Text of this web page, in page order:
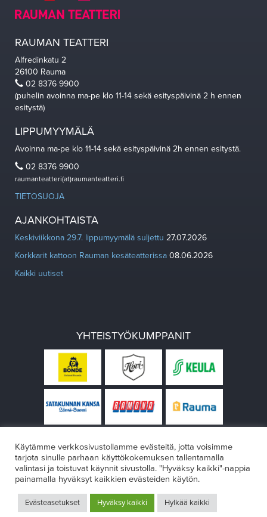
RAUMAN TEATTERI
Alfredinkatu 2
26100 Rauma
02 8376 9900
(puhelin avoinna ma-pe klo 11-14 sekä esityspäivinä 2 h ennen
esitystä)
LIPPUMYYMÄLÄ
Avoinna ma-pe klo 11-14 sekä esityspäivinä 2h ennen esitystä.
02 8376 9900
raumanteatteri(at)raumanteatteri.fi
TIETOSUOJA
AJANKOHTAISTA
Keskiviikkona 29.7. lippumyymälä suljettu 27.07.2026
Korkkarit kattoon Rauman kesäteatterissa 08.06.2026
Kaikki uutiset
YHTEISTYÖKUMPPANIT
Design:VÄRIKÄS
Käytämme verkkosivustollamme evästeitä, jotta voisimme
tarjota sinulle parhaan käyttökokemuksen tallentamalla
valintasi ja toistuvat käynnit sivustolla. "Hyväksy kaikki"-nappia
painamalla hyväksyt kaikkien evästeiden käytön.
Evästeasetukset Hyväksy kaikki Hylkää kaikki